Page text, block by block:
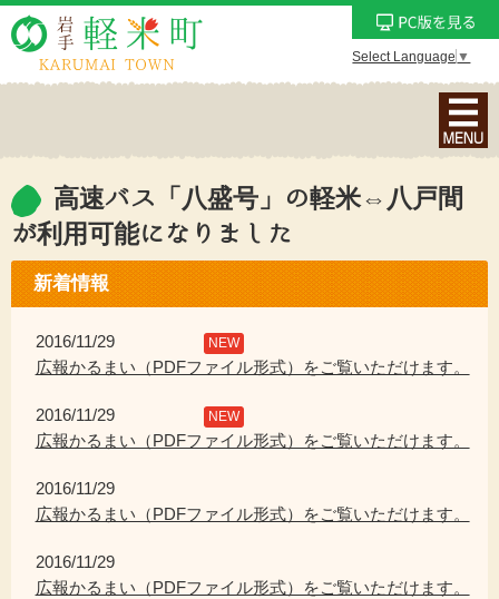
Select Language ▼
ナ
ビ
ー
シ
ン
メ
表
高速バス「八盛号」の軽米⇔八戸間
が利用可能になりました
新着情報
2016/11/29 NEW
広報かるまい（PDFファイル形式）をご覧いただけます。
2016/11/29 NEW
広報かるまい（PDFファイル形式）をご覧いただけます。
2016/11/29
広報かるまい（PDFファイル形式）をご覧いただけます。
2016/11/29
広報かるまい（PDFファイル形式）をご覧いただけます。